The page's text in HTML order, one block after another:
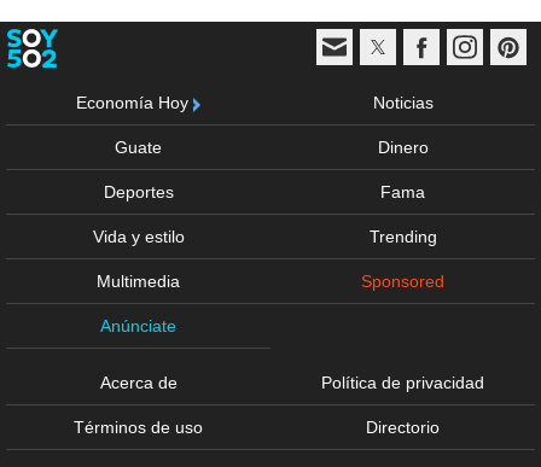
Economía Hoy Noticias
Guate Dinero
Deportes Fama
Vida y estilo Trending
Multimedia Sponsored
Anúnciate
Acerca de Política de privacidad
Términos de uso Directorio